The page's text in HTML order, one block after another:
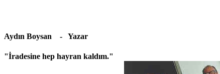
Aydın Boysan - Yazar
"İradesine hep hayran kaldım."